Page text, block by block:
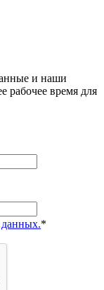
и наши
рабочее время для
данных.*